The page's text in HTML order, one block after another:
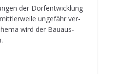
der Dorf­ent­wick­lung
unge­fähr ver­
wird der Bau­aus­